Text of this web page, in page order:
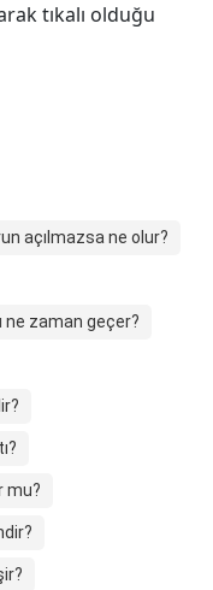
tıkalı olduğu
açılmazsa ne olur?
ne zaman geçer?
mu?